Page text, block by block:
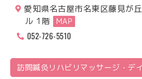
愛知県名古屋市名東区藤見が
ル 1階
MAP
052-726-5510
訪問鍼灸リハビリマッサージ・ デ